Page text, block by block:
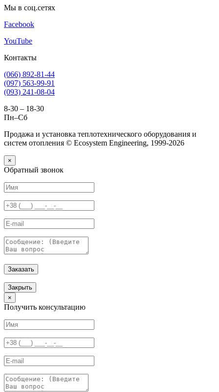
Мы в соц.сетях
Facebook
YouTube
Контакты
(066) 892-81-44
(097) 563-99-91
(093) 241-08-04
8-30 – 18-30
Пн–Сб
Продажа и установка теплотехнического оборудования и
систем отопления © Ecosystem Engineering, 1999-2026
×
Обратный звонок
Заказать
Закрыть
×
Получить консультацию